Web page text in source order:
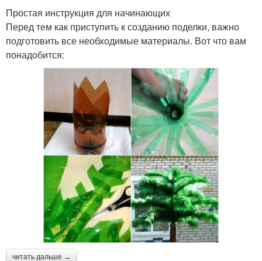
Простая инструкция для начинающих
Перед тем как приступить к созданию поделки, важно
подготовить все необходимые материалы. Вот что вам
понадобится:
читать дальше →